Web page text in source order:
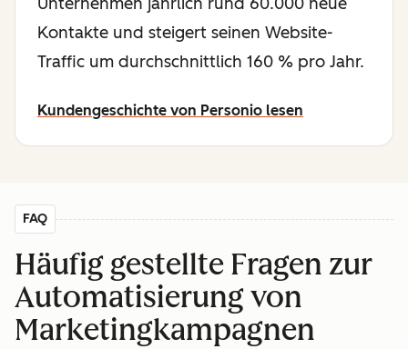
Kontakte und steigert seinen Website-
Traffic um durchschnittlich 160 % pro Jahr.
Kundengeschichte von Personio lesen
FAQ
Häufig gestellte Fragen zur
Automatisierung von
Marketingkampagnen